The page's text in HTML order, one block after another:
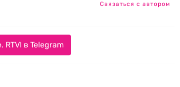
Связаться с автором
в Telegram